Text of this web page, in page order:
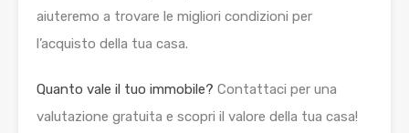
aiuteremo a trovare le migliori condizioni per
l’acquisto della tua casa.
Quanto vale il tuo immobile? Contattaci per una
valutazione gratuita e scopri il valore della tua casa!